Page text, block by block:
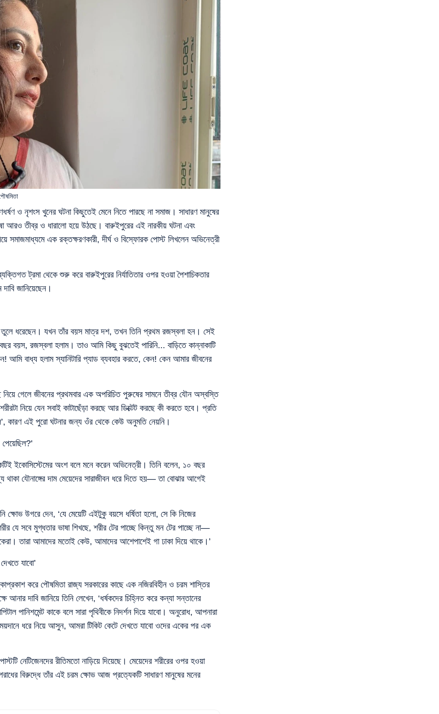
ও নৃশংস খুনের ঘটনা কিছুতেই মেনে নিতে পারছে না সমাজ। সাধারণ মানুষের
আরও তীব্র ও ধারালো হয়ে উঠছে। বারুইপুরের এই নারকীয় ঘটনা এবং
সমাজমাধ্যমে এক রক্তক্ষরণকারী, দীর্ঘ ও বিস্ফোরক পোস্ট লিখলেন অভিনেত্রী
ট্রমা থেকে শুরু করে বারুইপুরের নির্যাতিতার ওপর হওয়া পৈশাচিকতার
জানিয়েছেন।
তুলে ধরেছেন। যখন তাঁর বয়স মাত্র দশ, তখন তিনি প্রথম রজস্বলা হন। সেই
বয়স, রজস্বলা হলাম। তাও আমি কিছু বুঝতেই পারিনি... বাড়িতে কান্নাকাটি
বাধ্য হলাম স্যানিটারি প্যাড ব্যবহার করতে, কেন! কেন আমার জীবনের
নিয়ে গেলে জীবনের প্রথমবার এক অপরিচিত পুরুষের সামনে তীব্র যৌন অস্বস্তি
নিয়ে যেন সবাই কাটাছেঁড়া করছে আর ডিক্টেট করছে কী করতে হবে। প্রতি
কারণ এই পুরো ঘটনার জন্য ওঁর থেকে কেউ অনুমতি নেয়নি।
পেয়েছিল?'
ইকোসিস্টেমের অংশ বলে মনে করেন অভিনেত্রী। তিনি বলেন, ১০ বছর
থাকা যৌনাঙ্গের দাম মেয়েদের সারাজীবন ধরে দিতে হয়— তা বোঝার আগেই
ক্ষোভ উগরে দেন, ‘যে মেয়েটি এইটুকু বয়সে ধর্ষিতা হলো, সে কি নিজের
যে সবে মুগ্ধতার ভাষা শিখছে, শরীর টের পাচ্ছে কিন্তু মন টের পাচ্ছে না—
তারা আমাদের মতোই কেউ, আমাদের আশেপাশেই গা ঢাকা দিয়ে থাকে।’
যাবো’
করে পৌষমিতা রাজ্য সরকারের কাছে এক নজিরবিহীন ও চরম শাস্তির
দাবি জানিয়ে তিনি লেখেন, ‘ধর্ষকদের চিহ্নিত করে কন্যা সন্তানের
পানিশমেন্ট কাকে বলে সারা পৃথিবীকে নিদর্শন দিয়ে যাবো। অনুরোধ, আপনারা
ধরে নিয়ে আসুন, আমরা টিকিট কেটে দেখতে যাবো ওদের একের পর এক
নেটিজেনদের রীতিমতো নাড়িয়ে দিয়েছে। মেয়েদের শরীরের ওপর হওয়া
বিরুদ্ধে তাঁর এই চরম ক্ষোভ আজ প্রত্যেকটি সাধারণ মানুষের মনের